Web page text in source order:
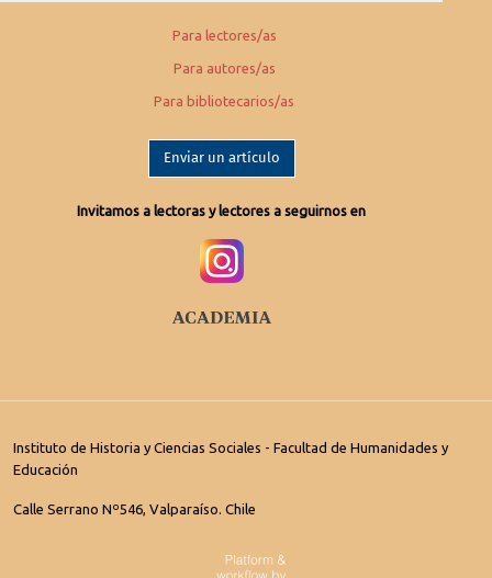
Para lectores/as
Para autores/as
Para bibliotecarios/as
Enviar un artículo
Invitamos a lectoras y lectores a seguirnos en
Instituto de Historia y Ciencias Sociales - Facultad de Humanidades y
Educación
Calle Serrano Nº546, Valparaíso. Chile